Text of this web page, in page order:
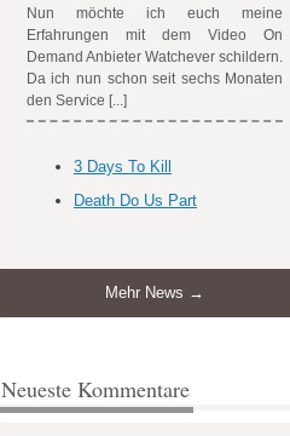
Nun möchte ich euch meine
Erfahrungen mit dem Video On
Demand Anbieter Watchever schildern.
Da ich nun schon seit sechs Monaten
den Service [...]
3 Days To Kill
Death Do Us Part
Mehr News →
Neueste Kommentare